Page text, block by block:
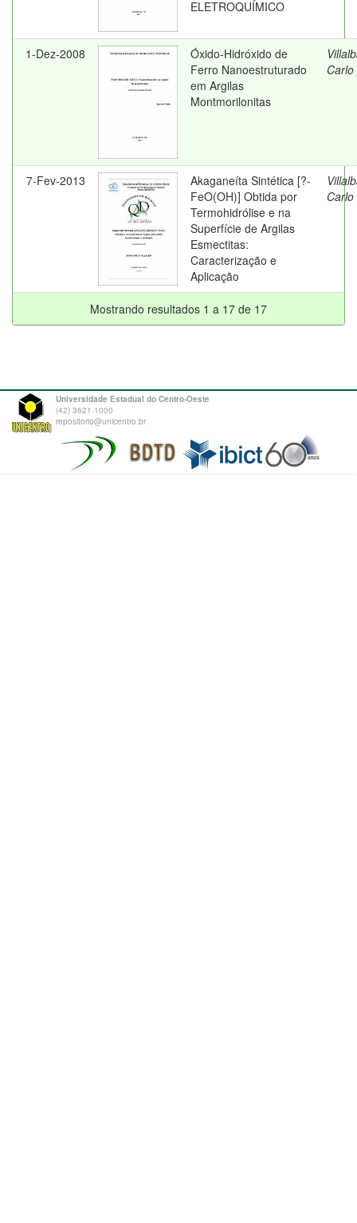
ELETROQUÍMICO
1-Dez-2008
Óxido-Hidróxido de
Ferro Nanoestruturado
em Argilas
Montmorilonitas
Carlo
7-Fev-2013
Akaganeíta Sintética [?-
FeO(OH)] Obtida por
Termohidrólise e na
Superfície de Argilas
Esmectitas:
Caracterização e
Aplicação
Carlo
Mostrando resultados 1 a 17 de 17
Universidade Estadual do Centro-Oeste
(42) 3621-1000
repositorio@unicentro.br